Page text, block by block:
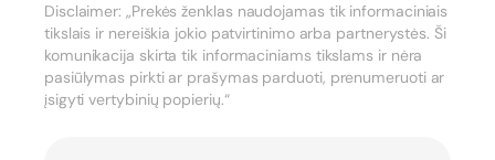
Disclaimer: „Prekės ženklas naudojamas tik informaciniais
tikslais ir nereiškia jokio patvirtinimo arba partnerystės. Ši
komunikacija skirta tik informaciniams tikslams ir nėra
pasiūlymas pirkti ar prašymas parduoti, prenumeruoti ar
įsigyti vertybinių popierių.“